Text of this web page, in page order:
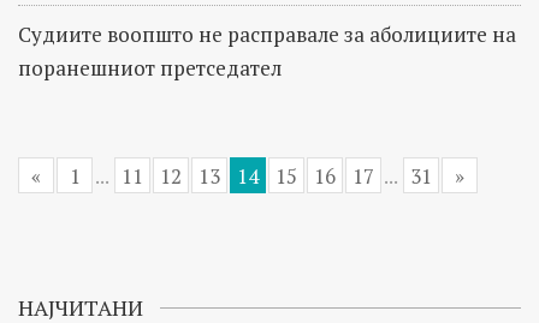
Судиите воопшто не расправале за аболициите на
поранешниот претседател
« 1 ... 11 12 13 14 15 16 17 ... 31 »
НАЈЧИТАНИ